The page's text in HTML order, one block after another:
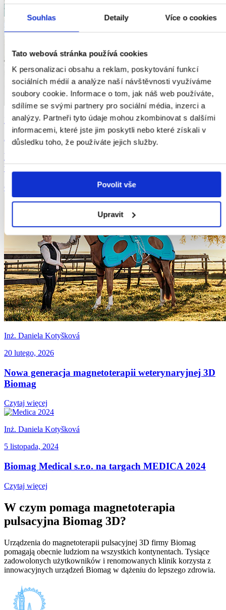
Souhlas Detaily Více o cookies
Tato webová stránka používá cookies
K personalizaci obsahu a reklam, poskytování funkcí
sociálních médií a analýze naší návštěvnosti využíváme
soubory cookie. Informace o tom, jak náš web používáte,
sdílíme se svými partnery pro sociální média, inzerci a
analýzy. Partneři tyto údaje mohou zkombinovat s dalšími
informacemi, které jste jim poskytli nebo které získali v
důsledku toho, že používáte jejich služby.
Povolit vše
Upravit
Inż. Daniela Kotyšková
21 kwietnia, 2026
Nowa weterynaryjna 3D magnetoterapia Biomag na
targach VETfair 2026
Czytaj więcej
Inż. Daniela Kotyšková
20 lutego, 2026
Nowa generacja magnetoterapii weterynaryjnej 3D
Biomag
Czytaj więcej
Inż. Daniela Kotyšková
5 listopada, 2024
Biomag Medical s.r.o. na targach MEDICA 2024
Czytaj więcej
W czym pomaga magnetoterapia
pulsacyjna Biomag 3D?
Urządzenia do magnetoterapii pulsacyjnej 3D firmy Biomag
pomagają obecnie ludziom na wszystkich kontynentach. Tysiące
zadowolonych użytkowników i renomowanych klinik korzysta z
innowacyjnych urządzeń Biomag w dążeniu do lepszego zdrowia.